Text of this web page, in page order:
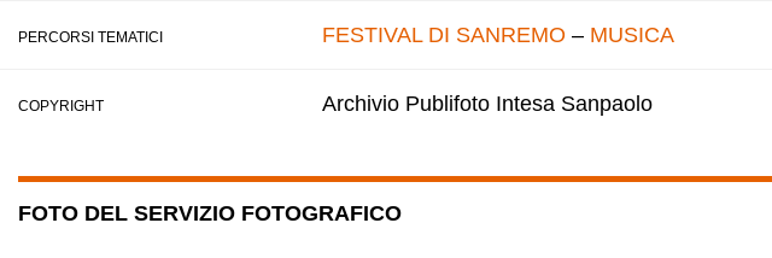
PERCORSI TEMATICI FESTIVAL DI SANREMO – MUSICA
COPYRIGHT Archivio Publifoto Intesa Sanpaolo
FOTO DEL SERVIZIO FOTOGRAFICO